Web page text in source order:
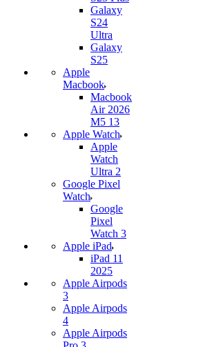
Galaxy
S24
Ultra
Galaxy
S25
Apple
Macbook
Macbook
Air 2026
M5 13
Apple Watch
Apple
Watch
Ultra 2
Google Pixel
Watch
Google
Pixel
Watch 3
Apple iPad
iPad 11
2025
Apple Airpods
3
Apple Airpods
4
Apple Airpods